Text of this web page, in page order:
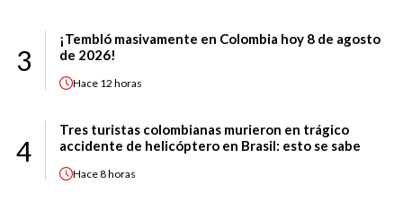
3
¡Tembló masivamente en Colombia hoy 8 de agosto
de 2026!
Hace 12 horas
4
Tres turistas colombianas murieron en trágico
accidente de helicóptero en Brasil: esto se sabe
Hace8 horas